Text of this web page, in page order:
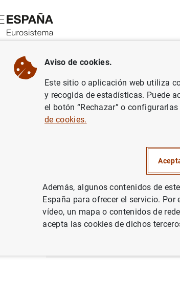
Sobre el Banco Áreas de actuación
El Banco de España y el Fondo
El Banco de
de Reservas
El Banco de España
Aviso de cookies.
Este sitio o aplicación web utiliza
y recogida de estadísticas. Puede
el botón “Rechazar” o
de cookies.
Además, algunos contenidos de
España para ofrecer el servicio.
vídeo, un mapa o contenidos de
acepta las cookies de dichos